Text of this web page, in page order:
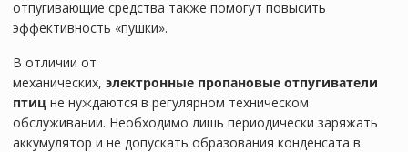
отпугивающие средства также помогут повысить
эффективность «пушки».
В отличии от
механических, электронные пропановые отпугиватели
птицне нуждаются в регулярном техническом
обслуживании. Необходимо лишь периодически заряжать
аккумулятор и не допускать образования конденсата в